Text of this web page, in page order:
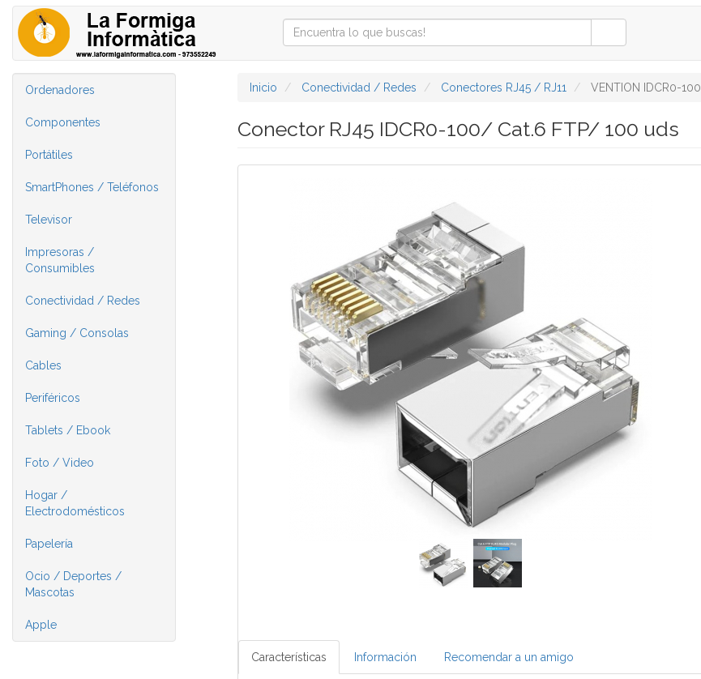
Ordenadores
Componentes
Portátiles
SmartPhones / Teléfonos
Televisor
Impresoras /
Consumibles
Conectividad / Redes
Gaming / Consolas
Cables
Periféricos
Tablets / Ebook
Foto / Video
Hogar /
Electrodomésticos
Papelería
Ocio / Deportes /
Mascotas
Apple
Inicio Conectividad / Redes Conectores RJ45 / RJ11 VENTION IDCR0-100
Conector RJ45 IDCR0-100/ Cat.6 FTP/ 100 uds
Características Información Recomendar a un amigo